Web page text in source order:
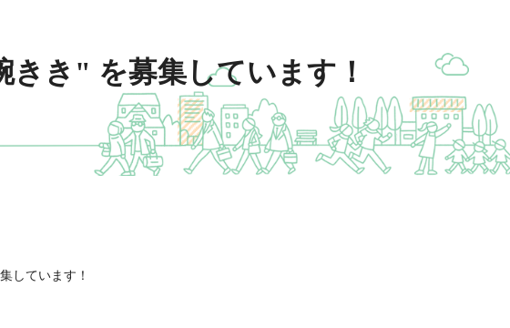
きき" を募集しています！
しています！